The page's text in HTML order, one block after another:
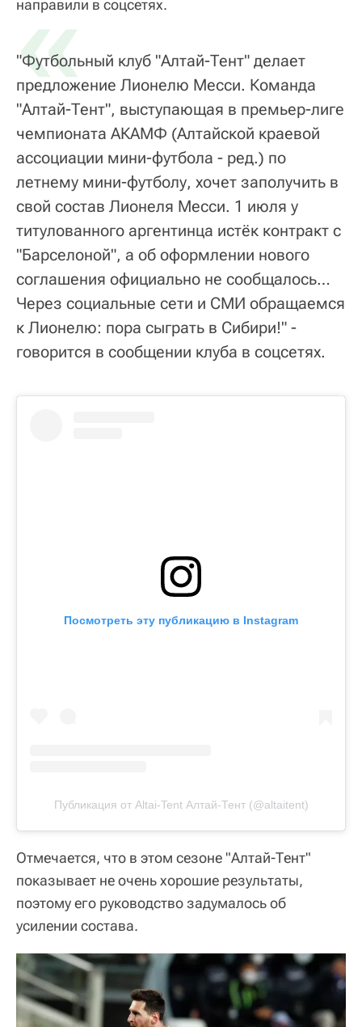
направили в соцсетях.
«
"Футбольный клуб "Алтай-Тент" делает
предложение Лионелю Месси. Команда
"Алтай-Тент", выступающая в премьер-лиге
чемпионата АКАМФ (Алтайской краевой
ассоциации мини-футбола - ред.) по
летнему мини-футболу, хочет заполучить в
свой состав Лионеля Месси. 1 июля у
титулованного аргентинца истёк контракт с
"Барселоной", а об оформлении нового
соглашения официально не сообщалось…
Через социальные сети и СМИ обращаемся
к Лионелю: пора сыграть в Сибири!" -
говорится в сообщении клуба в соцсетях.
Посмотреть эту публикацию в Instagram
Публикация от Altai-Tent Алтай-Тент (@altaitent)
Отмечается, что в этом сезоне "Алтай-Тент"
показывает не очень хорошие результаты,
поэтому его руководство задумалось об
усилении состава.